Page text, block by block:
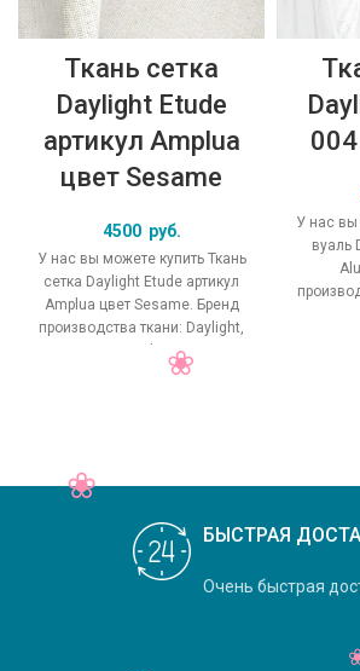
Ткань сетка
Daylight Etude
артикул Amplua
цвет Sesame
4500 руб.
У нас вы можете купить Ткань
сетка Daylight Etude артикул
Amplua цвет Sesame. Бренд
производства ткани: Daylight,
коллекция Etude, основной
У нас вы
вуаль
БЫСТРАЯ
Очень быстрая